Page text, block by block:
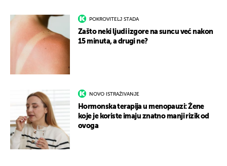
POKROVITELJ STADA
Zašto neki ljudi izgore na suncu već nakon
15 minuta, a drugi ne?
NOVO ISTRAŽIVANJE
Hormonska terapija u menopauzi: Žene
koje je koriste imaju znatno manji rizik od
ovoga